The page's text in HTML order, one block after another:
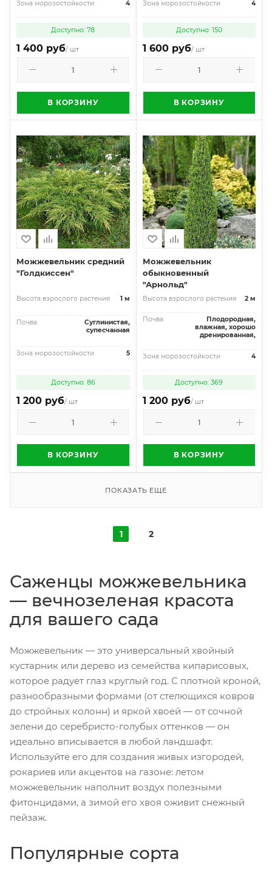
Зона морозостойкости 4
Доступно: 78
1 400 руб/ шт
В КОРЗИНУ
Зона морозостойкости 4
Доступно: 150
1 600 руб/ шт
В КОРЗИНУ
Можжевельник средний
"Голдкиссен"
Высота взрослого растения 1 м
Почва
Суглинистая,
супесчанная
Зона морозостойкости 5
Доступно: 86
1 200 руб/ шт
В КОРЗИНУ
Можжевельник
обыкновенный
"Арнольд"
Высота взрослого растения 2 м
Почва
Плодородная,
влажная, хорошо
дренированная,
Зона морозостойкости 4
Доступно: 369
1 200 руб/ шт
В КОРЗИНУ
ПОКАЗАТЬ ЕЩЕ
1 2
Саженцы можжевельника
— вечнозеленая красота
для вашего сада
Можжевельник — это универсальный хвойный
кустарник или дерево из семейства кипарисовых,
которое радует глаз круглый год. С плотной кроной,
разнообразными формами (от стелющихся ковров
до стройных колонн) и яркой хвоей — от сочной
зелени до серебристо-голубых оттенков — он
идеально вписывается в любой ландшафт.
Используйте его для создания живых изгородей,
рокариев или акцентов на газоне: летом
можжевельник наполнит воздух полезными
фитонцидами, а зимой его хвоя оживит снежный
пейзаж.
Популярные сорта